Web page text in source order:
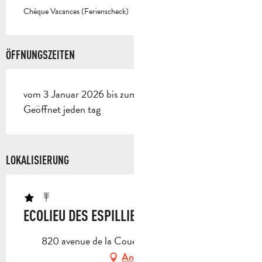
Chèque Vacances (Ferienscheck)
ÖFFNUNGSZEITEN
vom 3 Januar 2026 bis zum 1 Januar 2027 -
Geöffnet jeden tag
LOKALISIERUNG
ECOLIEU DES ESPILLIERES
820 avenue de la Coueste, 13400 Aubagne
Anfahrt